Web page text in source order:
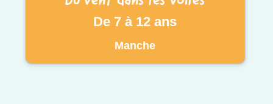
De 7 à 12 ans
Manche